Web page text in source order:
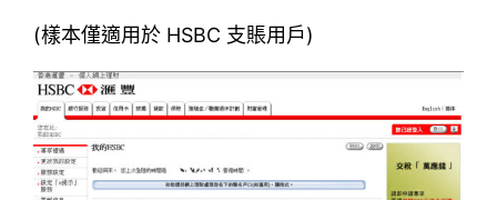
(樣本僅適用於 HSBC 支賬用戶)